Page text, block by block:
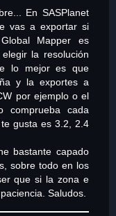
En SASPlanet
vas a exportar si
Mapper es
la resolución
lo mejor es que
y la exportes a
por ejemplo o el
comprueba cada
gusta es 3.2, 2.4
bastante capado
sobre todo en los
que si la zona e
Saludos.